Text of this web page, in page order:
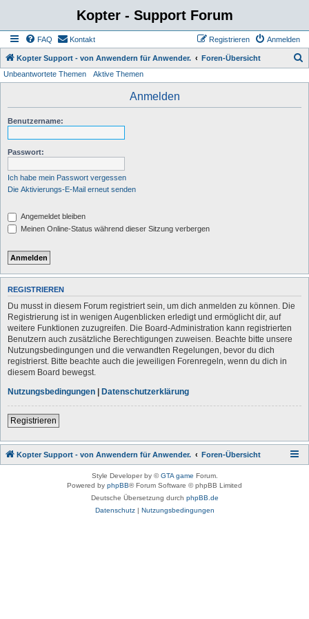
Kopter - Support Forum
FAQ Kontakt Anmelden
Registrieren
Kopter Support - von Anwendern für Anwender. Foren-Übersicht
Unbeantwortete Themen Aktive Themen
Anmelden
Benutzername:
Passwort:
Ich habe mein Passwort vergessen
Die Aktivierungs-E-Mail erneut senden
Angemeldet bleiben
Meinen Online-Status während dieser Sitzung verbergen
REGISTRIEREN
Du musst in diesem Forum registriert sein, um dich anmelden zu können. Die
Registrierung ist in wenigen Augenblicken erledigt und ermöglicht dir, auf
weitere Funktionen zuzugreifen. Die Board-Administration kann registrierten
Benutzern auch zusätzliche Berechtigungen zuweisen. Beachte bitte unsere
Nutzungsbedingungen und die verwandten Regelungen, bevor du dich
registrierst. Bitte beachte auch die jeweiligen Forenregeln, wenn du dich in
diesem Board bewegst.
Nutzungsbedingungen | Datenschutzerklärung
Registrieren
Kopter Support - von Anwendern für Anwender. Foren-Übersicht
Style Developer by ©GTA game Forum.
Powered by phpBB® Forum Software © phpBB Limited
Deutsche Übersetzung durch phpBB.de
Datenschutz| Nutzungsbedingungen